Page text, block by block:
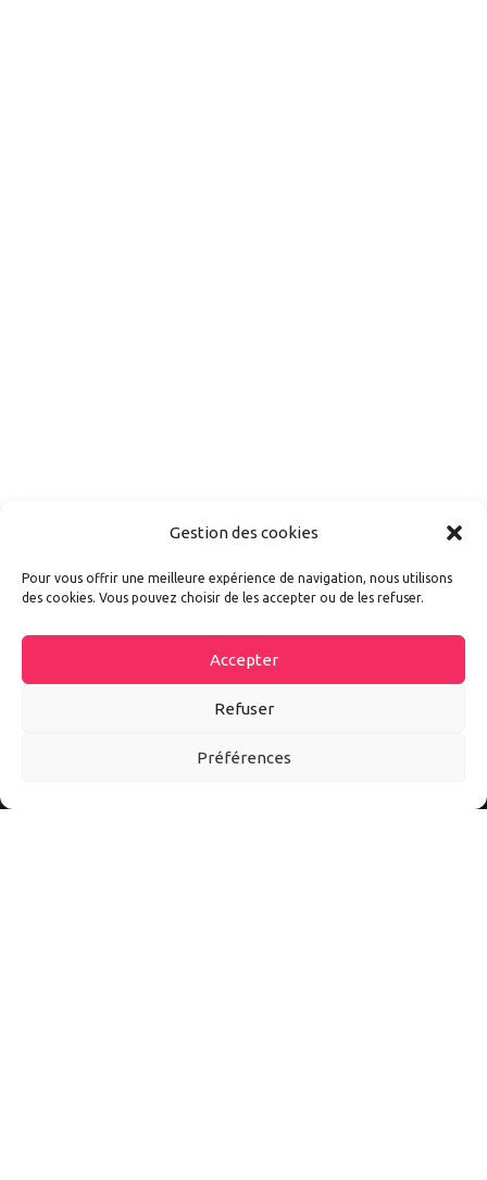
Gestion des cookies
Pour vous offrir une meilleure expérience de navigation, nous utilisons
des cookies. Vous pouvez choisir de les accepter ou de les refuser.
Accepter
Refuser
Préférences